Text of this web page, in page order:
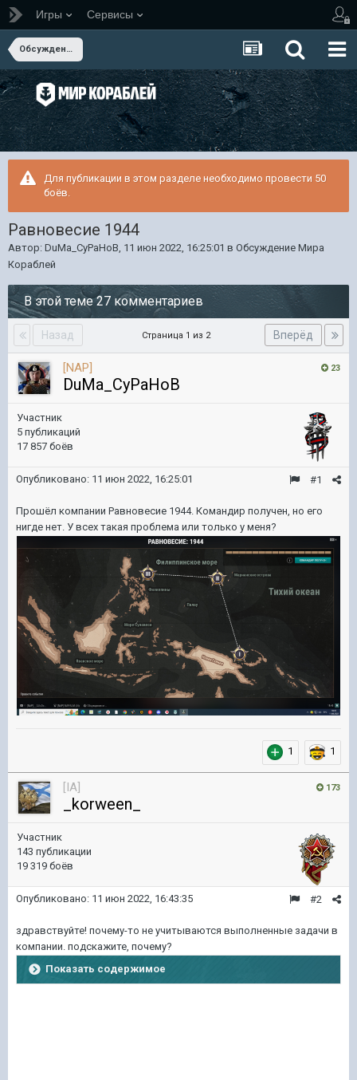
Игры Сервисы
Обсуждение Мира Кораблей
Для публикации в этом разделе необходимо провести 50
боёв.
Равновесие 1944
Автор: DuMa_CyPaHoB, 11 июн 2022, 16:25:01 в Обсуждение Мира
Кораблей
В этой теме 27 комментариев
Назад Вперёд
Страница 1 из 2
23
[NAP]
DuMa_CyPaHoB
Участник
5 публикаций
17 857 боёв
#1
Опубликовано: 11 июн 2022, 16:25:01
Прошёл компании Равновесие 1944. Командир получен, но его
нигде нет. У всех такая проблема или только у меня?
1 1
173
[IA]
_korween_
Участник
143 публикации
19 319 боёв
#2
Опубликовано: 11 июн 2022, 16:43:35
здравствуйте! почему-то не учитываются выполненные задачи в
компании. подскажите, почему?
Показать содержимое